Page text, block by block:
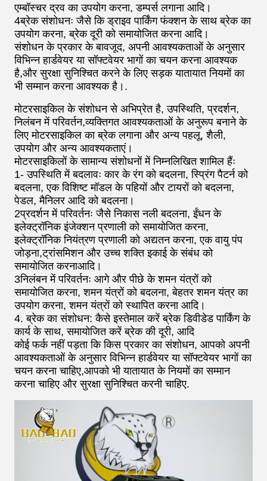
एम्बॉस्चर द्रव का उपयोग करना, डम्पर्स लगाना आदि।
4ब्रेक संशोधनः जैसे कि ड्राइव पार्किंग फंक्शन के साथ ब्रेक का
उपयोग करना, ब्रेक दूरी को समायोजित करना आदि।
संशोधन के प्रकार के बावजूद, अपनी आवश्यकताओं के अनुसार
विभिन्न हार्डवेयर या सॉफ्टवेयर भागों का चयन करना आवश्यक
है,और सुरक्षा सुनिश्चित करने के लिए सड़क यातायात नियमों का
भी सम्मान करना आवश्यक है।.
मोटरसाइकिल के संशोधन से अभिप्रेत है, उपस्थिति, प्रदर्शन,
निलंबन में परिवर्तन,व्यक्तिगत आवश्यकताओं के अनुरूप बनाने के
लिए मोटरसाइकिल का ब्रेक लगाना और अन्य पहलू, शैली,
उपयोग और अन्य आवश्यकताएं।
मोटरसाइकिलों के सामान्य संशोधनों में निम्नलिखित शामिल हैंः
1- उपस्थिति में बदलावः कार के रंग को बदलना, स्प्रिंग पैटर्न को
बदलना, एक विशिष्ट मॉडल के पहियों और टायरों को बदलना,
पेडल, मैनिलर आदि को बदलना।
2प्रदर्शन में परिवर्तनः जैसे निकास नली बदलना, ईंधन के
इलेक्ट्रॉनिक इंजेक्शन प्रणाली को समायोजित करना,
इलेक्ट्रॉनिक नियंत्रण प्रणाली को अद्यतन करना, एक वायु पंप
जोड़ना,ट्रांसमिशन और उच्च शक्ति इकाई के संबंध को
समायोजित करनाआदि।
3निलंबन में परिवर्तनः आगे और पीछे के शमन यंत्रों को
समायोजित करना, शमन यंत्रों को बदलना, बेहतर शमन यंत्र का
उपयोग करना, शमन यंत्रों को स्थापित करना आदि।
4. ब्रेक का संशोधन: कैसे इस्तेमाल करें ब्रेक डिवीडेड पार्किंग के
कार्य के साथ, समायोजित करें ब्रेक की दूरी, आदि
कोई फर्क नहीं पड़ता कि किस प्रकार का संशोधन, आपको अपनी
आवश्यकताओं के अनुसार विभिन्न हार्डवेयर या सॉफ्टवेयर भागों का
चयन करना चाहिए,आपको भी यातायात के नियमों का सम्मान
करना चाहिए और सुरक्षा सुनिश्चित करनी चाहिए.